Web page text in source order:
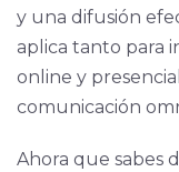
y una difusión
aplica tanto para
online y
comunicación
Ahora que sabes